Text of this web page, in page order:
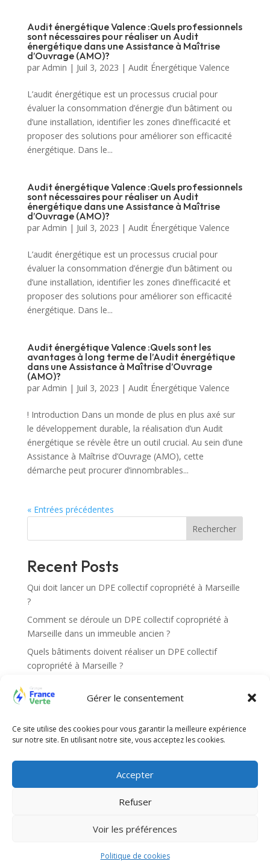
Gérer le consentement
Ce site utilise des cookies pour vous garantir la meilleure expérience
sur notre site. En utilisant notre site, vous acceptez les cookies.
Accepter
Refuser
Voir les préférences
Politique de cookies
Audit énergétique Valence :Quels professionnels
sont nécessaires pour réaliser un Audit
énergétique dans une Assistance à Maîtrise
d’Ouvrage (AMO)?
par Admin | Juil 3, 2023 | Audit Énergétique Valence
L’audit énergétique est un processus crucial pour
évaluer la consommation d’énergie d’un bâtiment ou
d’une installation, identifier les zones d’inefficacité et
proposer des solutions pour améliorer son efficacité
énergétique. Dans le...
Audit énergétique Valence :Quels professionnels
sont nécessaires pour réaliser un Audit
énergétique dans une Assistance à Maîtrise
d’Ouvrage (AMO)?
par Admin | Juil 3, 2023 | Audit Énergétique Valence
L’audit énergétique est un processus crucial pour
évaluer la consommation d’énergie d’un bâtiment ou
d’une installation, identifier les zones d’inefficacité et
proposer des solutions pour améliorer son efficacité
énergétique. Dans le...
Audit énergétique Valence :Quels sont les
avantages à long terme de l’Audit énergétique
dans une Assistance à Maîtrise d’Ouvrage
(AMO)?
par Admin | Juil 3, 2023 | Audit Énergétique Valence
! Introduction Dans un monde de plus en plus axé sur
le développement durable, la réalisation d’un Audit
énergétique se révèle être un outil crucial. Au sein d’une
Assistance à Maîtrise d’Ouvrage (AMO), cette
démarche peut procurer d’innombrables...
« Entrées précédentes
Rechercher
Recent Posts
Qui doit lancer un DPE collectif copropriété à Marseille
?
Comment se déroule un DPE collectif copropriété à
Marseille dans un immeuble ancien ?
Quels bâtiments doivent réaliser un DPE collectif
copropriété à Marseille ?
collectif copropriété à Marseille ?
un DPE collectif copropriété à Marseille ?
Recent Comments
Aucun commentaire à afficher.
Gentleview©2026